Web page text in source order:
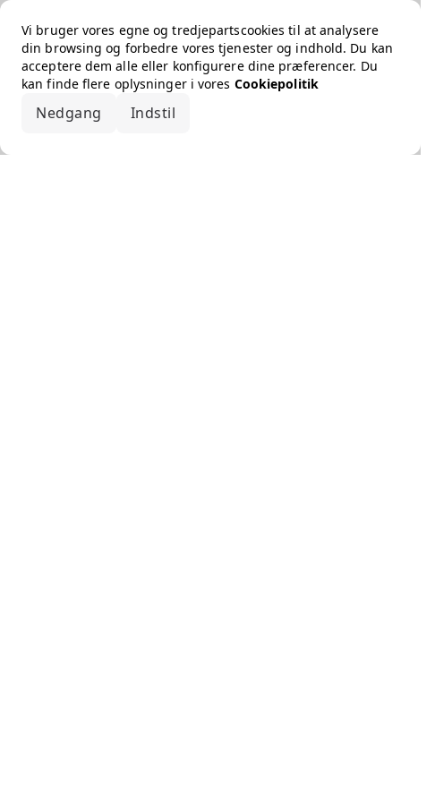
Vi bruger vores egne og tredjepartscookies til at analysere
din browsing og forbedre vores tjenester og indhold. Du kan
acceptere dem alle eller konfigurere dine præferencer. Du
kan finde flere oplysninger i vores Cookiepolitik
Nedgang Indstil